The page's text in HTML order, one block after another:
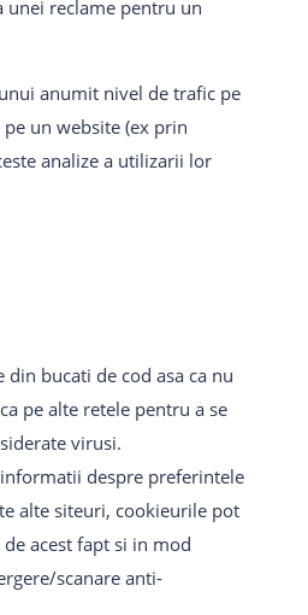
unei reclame pentru un
anumit nivel de trafic pe
un website (ex prin
analize a utilizarii lor
bucati de cod asa ca nu
pe alte retele pentru a se
virusi.
despre preferintele
alte siteuri, cookieurile pot
acest fapt si in mod
scanare anti-